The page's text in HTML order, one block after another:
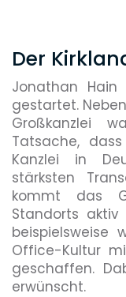
Der
Jonathan
gestartet.
Großkanzlei
Tatsache,
Kanzlei in
stärksten
kommt das
Standorts aktiv
beispielsweise
Office-Kultur
geschaffen.
erwünscht.